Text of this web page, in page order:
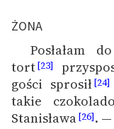
ŻONA
Posłałam
tort[23]
gości sprosił [24]
takie
Stanisława[26]. —